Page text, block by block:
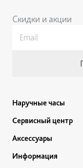
Скидки и акции
Наручные часы
Все бренды
Женские часы
Детские часы
Сервисный центр
Гарантийный ремонт
Прайс
Аксессуары
Ручки
Информация